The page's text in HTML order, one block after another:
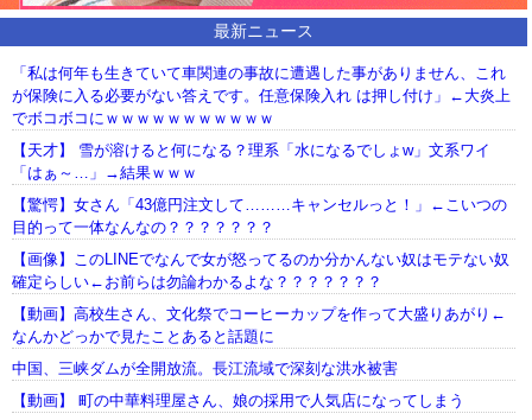
最新ニュース
「私は何年も生きていて車関連の事故に遭遇した事がありません、これ
が保険に入る必要がない答えです。任意保険入れ は押し付け」←大炎上
でボコボコにｗｗｗｗｗｗｗｗｗｗｗ
【天才】 雪が溶けると何になる？理系「水になるでしょw」文系ワイ
「はぁ～…」→結果ｗｗｗ
【驚愕】女さん「43億円注文して………キャンセルっと！」←こいつの
目的って一体なんなの？？？？？？？
【画像】このLINEでなんで女が怒ってるのか分かんない奴はモテない奴
確定らしい←お前らは勿論わかるよな？？？？？？？
【動画】高校生さん、文化祭でコーヒーカップを作って大盛りあがり←
なんかどっかで見たことあると話題に
中国、三峡ダムが全開放流。長江流域で深刻な洪水被害
【動画】 町の中華料理屋さん、娘の採用で人気店になってしまう